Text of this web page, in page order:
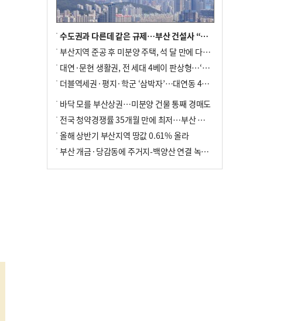
수도권과 다른데 같은 규제…부산 건설사 “쓰러지기 직전”
부산지역 준공 후 미분양 주택, 석 달 만에 다시 3000가구 넘어서
대연·문현 생활권, 전 세대 4베이 판상형…‘더샵 트리센트’ 내달 분양
더블역세권·평지·학군 ‘삼박자’…대연동 42층 브랜드 단지
바닥 모를 부산상권…미분양 건물 통째 경매도
전국 청약경쟁률 35개월 만에 최저…부산 미분양 ‘적체’ 심화
올해 상반기 부산지역 땅값 0.61% 올라
부산 개금·당감동에 주거지-백양산 연결 녹지 조성